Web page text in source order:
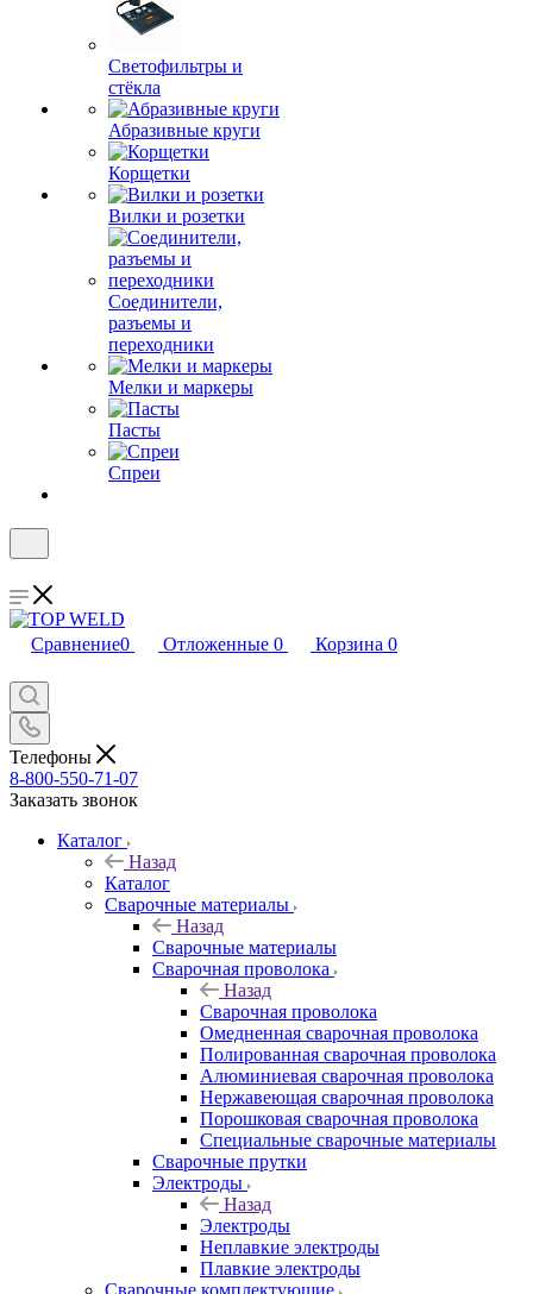
Светофильтры и
стёкла
Абразивные круги
Корщетки
Вилки и розетки
Соединители,
разъемы и
переходники
Мелки и маркеры
Пасты
Спреи
Сравнение0 Отложенные 0 Корзина 0
Телефоны
8-800-550-71-07
Заказать звонок
Каталог
Назад
Каталог
Сварочные материалы
Назад
Сварочные материалы
Сварочная проволока
Назад
Сварочная проволока
Омедненная сварочная проволока
Полированная сварочная проволока
Алюминиевая сварочная проволока
Нержавеющая сварочная проволока
Порошковая сварочная проволока
Специальные сварочные материалы
Сварочные прутки
Электроды
Назад
Электроды
Неплавкие электроды
Плавкие электроды
Сварочные комплектующие